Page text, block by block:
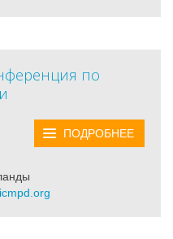
по
ПОДРОБНЕЕ